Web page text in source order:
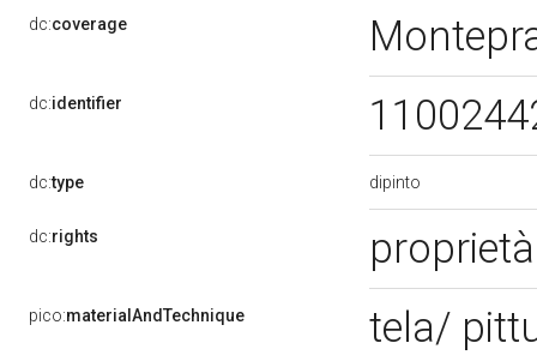
dc:coverage
dc:identifier
dc:type dipinto
dc:rights
pico:materialAndTechnique tela/